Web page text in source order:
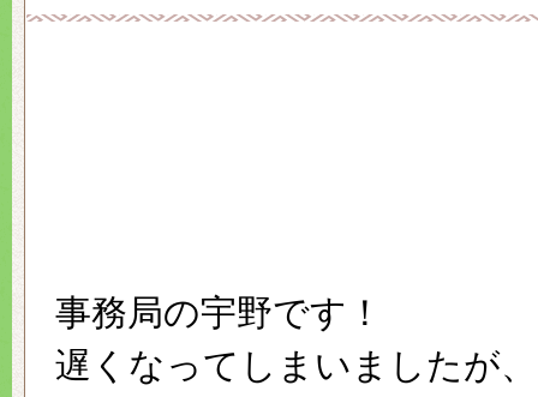
事務局の宇野です！
遅くなってしまいましたが